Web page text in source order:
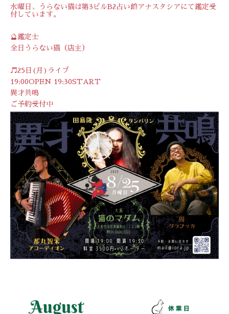
水曜日、うらない猫は第3ビルB2占い館アナスタシアにて鑑定受
付しています。
🔮鑑定士
全日うらない猫（店主）
♬25日(月)ライブ
19:00OPEN 19:30START
異才共鳴
ご予約受付中